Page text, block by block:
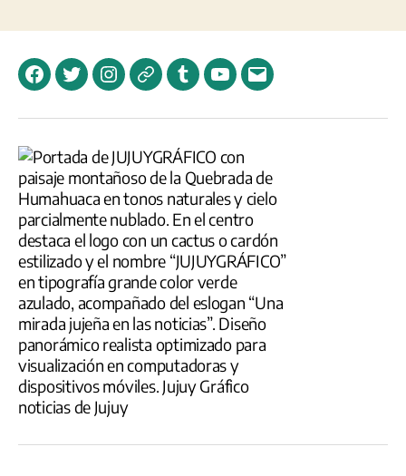
FacebookTwitterInstagramTelegramTumblrYouTubeCorreo